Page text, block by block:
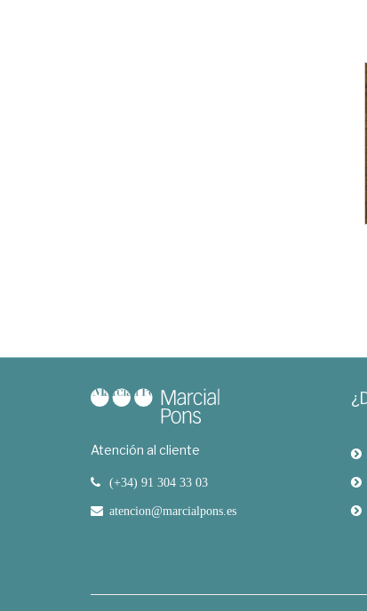
Atención al cliente
(+34) 91 304 33 03
atencion@marcialpons.es